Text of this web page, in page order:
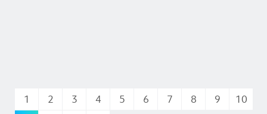
1 2 3 4 5 6 7 8 9
10